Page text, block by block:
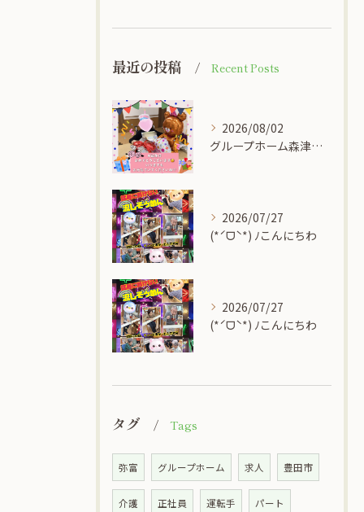
最近の投稿 Recent Posts
2026/08/02
グループホーム森津の里
2026/07/27
(*ˊᗜˋ*) ﾉこんにちわ
2026/07/27
(*ˊᗜˋ*) ﾉこんにちわ
タグ Tags
弥富 グループホーム 求人 豊田市
介護 正社員 運転手 パート